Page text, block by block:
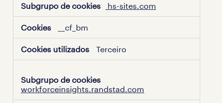
hs-sites.com
__cf_bm
Terceiro
workforceinsights.randstad.com